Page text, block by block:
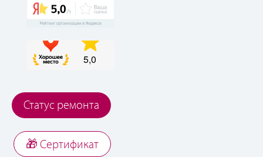
Статус ремонта
🎁 Cертификат